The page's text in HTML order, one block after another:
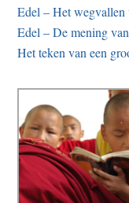
Edel – Het wegvallen
Edel – De mening
Het teken van een